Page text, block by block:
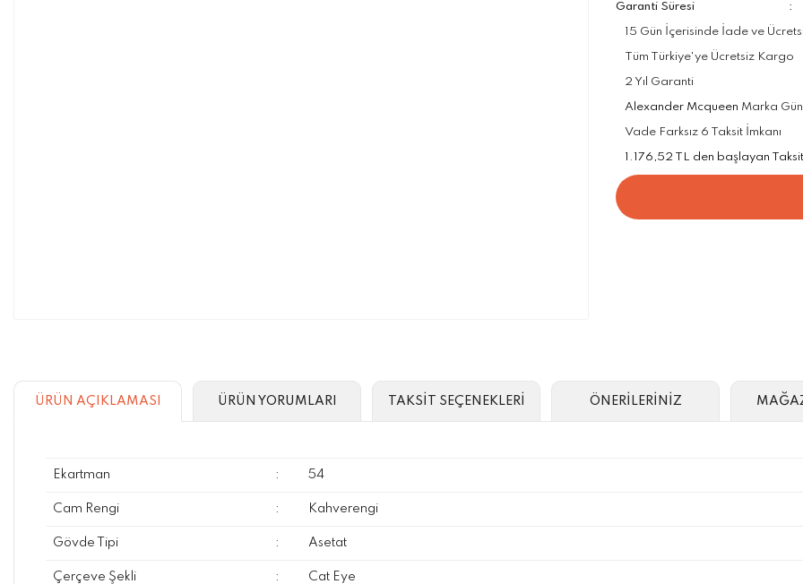
Garanti Süresi
15 Gün İçerisinde İade ve
Tüm Türkiye'ye Ücretsiz Kargo
2 Yıl Garanti
Alexander Mcqueen Marka
Vade Farksız 6 Taksit İmkanı
1.176,52 TL den başlayan Taksit
ÜRÜN AÇIKLAMASI ÜRÜN YORUMLARI TAKSİT SEÇENEKLERİ ÖNERİLERİNİZ
Ekartman : 54
Cam Rengi : Kahverengi
Gövde Tipi : Asetat
Çerçeve Şekli : Cat Eye